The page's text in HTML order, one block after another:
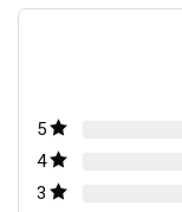
5
4
3